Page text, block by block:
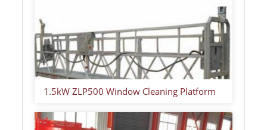
1.5kW ZLP500 Window Cleaning Platform